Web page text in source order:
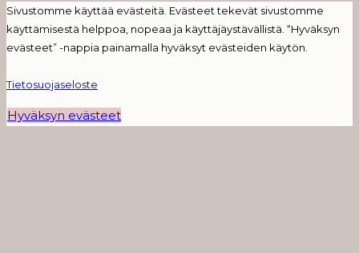
Sivustomme käyttää evästeitä. Evästeet tekevät sivustomme
käyttämisestä helppoa, nopeaa ja käyttäjäystävällistä. “Hyväksyn
evästeet” -nappia painamalla hyväksyt evästeiden käytön.
Tietosuojaseloste
Hyväksyn evästeet